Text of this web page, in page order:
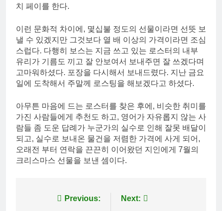
치 페이를 한다.
이런 문화적 차이에, 몇십불 정도의 선물이라면 선뜻 보
낼 수 있겠지만 그것보다 열 배 이상의 가격이라면 조심
스럽다. 다행히 보스는 지금 쓰고 있는 로스터의 내부
유리가 기름도 끼고 잘 안보여서 보내주면 잘 쓰겠다며
고마워하셨다. 포장을 다시해서 보내드렸다. 지난 금요
일에 도착해서 주말께 로스팅을 해보겠다고 하셨다.
아무튼 마음에 드는 로스터를 찾은 후에, 비슷한 취미를
가진 사람들에게 추천도 하고, 영어가 자유롭지 않는 사
람들 좀 도운 답례가 누군가의 실수로 인해 잘못 배달이
되고, 실수로 보내온 물건을 저렴한 가격에 사게 되어,
오래전 부터 연락을 끈끈히 이어왔던 지인에게 7월의
크리스마스 선물을 보낸 셈이다.
Previous: Next: